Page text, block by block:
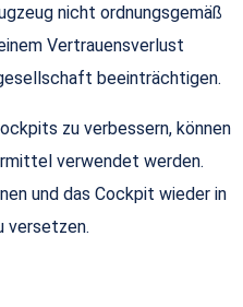
nicht ordnungsgemäß
Vertrauensverlust
beeinträchtigen.
zu verbessern, können
verwendet werden.
und das Cockpit wieder in
versetzen.